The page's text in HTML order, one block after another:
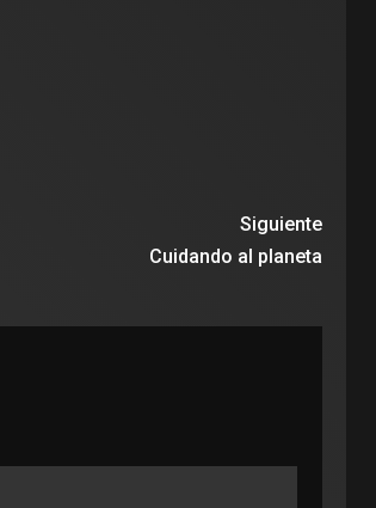
Siguiente
Cuidando al planeta